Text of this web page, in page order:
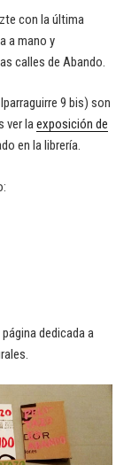
con la última
a mano y
calles de Abando.
9 bis) son
ver laexposición de
en la librería.
dedicada a